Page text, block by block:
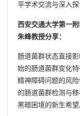
平学术交流与深入探
西安交通大学第一
朱峰教授分享：
肠道菌群状态直接
始的肠道菌群变化
精神障碍问题的风
的肠道菌群检测与
黑暗困境的新生希望